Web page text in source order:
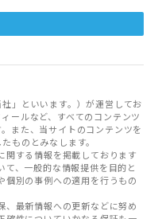
」といいます。）が運営してお
ールなど、すべてのコンテンツ
また、当サイトのコンテンツを
ものとみなします。
関する情報を掲載しております
、一般的な情報提供を目的と
個別の事例への適用を行うもの
、最新情報への更新などに努め